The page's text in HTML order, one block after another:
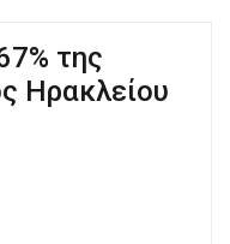
της
Ηρακλείου